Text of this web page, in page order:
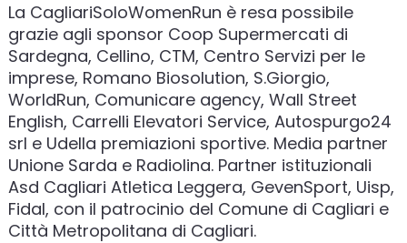
La CagliariSoloWomenRun è resa possibile
grazie agli sponsor Coop Supermercati di
Sardegna, Cellino, CTM, Centro Servizi per le
imprese, Romano Biosolution, S.Giorgio,
WorldRun, Comunicare agency, Wall Street
English, Carrelli Elevatori Service, Autospurgo24
srl e Udella premiazioni sportive. Media partner
Unione Sarda e Radiolina. Partner istituzionali
Asd Cagliari Atletica Leggera, GevenSport, Uisp,
Fidal, con il patrocinio del Comune di Cagliari e
Città Metropolitana di Cagliari.